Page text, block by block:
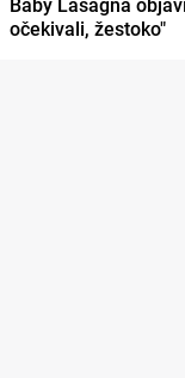
očekivali, žestoko"